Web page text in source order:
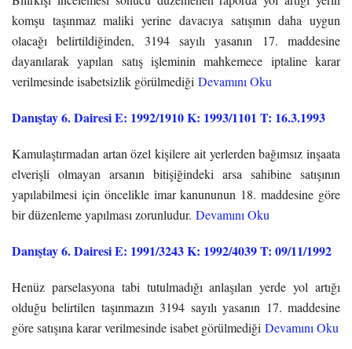
komşu taşınmaz maliki yerine davacıya satışının daha uygun
olacağı belirtildiğinden, 3194 sayılı yasanın 17. maddesine
dayanılarak yapılan satış işleminin mahkemece iptaline karar
verilmesinde isabetsizlik görülmediği Devamını Oku
Danıştay 6. Dairesi E: 1992/1910 K: 1993/1101 T: 16.3.1993
Kamulaştırmadan artan özel kişilere ait yerlerden bağımsız inşaata
elverişli olmayan arsanın bitişiğindeki arsa sahibine satışının
yapılabilmesi için öncelikle imar kanununun 18. maddesine göre
bir düzenleme yapılması zorunludur. Devamını Oku
Danıştay 6. Dairesi E: 1991/3243 K: 1992/4039 T: 09/11/1992
Henüz parselasyona tabi tutulmadığı anlaşılan yerde yol artığı
olduğu belirtilen taşınmazın 3194 sayılı yasanın 17. maddesine
göre satışına karar verilmesinde isabet görülmediği Devamını Oku